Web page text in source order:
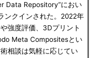
Data Repository”におい
ンクインされた。2022年
強度評価、3Dプリント
Meta Compositesとい
相談は気軽に応じてい